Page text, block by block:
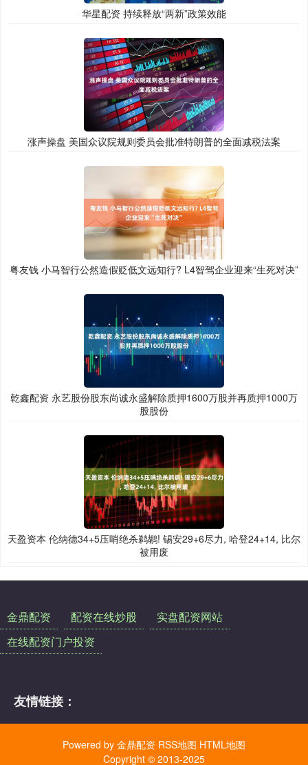
华星配资 持续释放“两新”政策效能
涨声操盘 美国众议院规则委员会批准特朗普的全面减税法案
粤友钱 小马智行公然造假贬低文远知行? L4智驾企业迎来“生死对决”
乾鑫配资 永艺股份股东尚诚永盛解除质押1600万股并再质押1000万
股股份
天盈资本 伦纳德34+5压哨绝杀鹈鹕! 锡安29+6尽力, 哈登24+14, 比尔
被用废
金鼎配资 配资在线炒股
实盘配资网站
在线配资门户投资
友情链接：
Powered by 金鼎配资 RSS地图 HTML地图
Copyright © 2013-2025